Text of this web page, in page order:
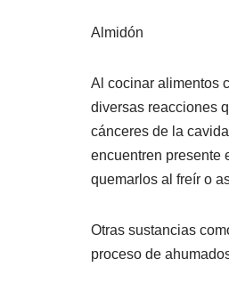
Almidón
Al cocinar alimentos
diversas reacciones
cánceres de la
encuentren presente
quemarlos al freír o
Otras sustancias
proceso de